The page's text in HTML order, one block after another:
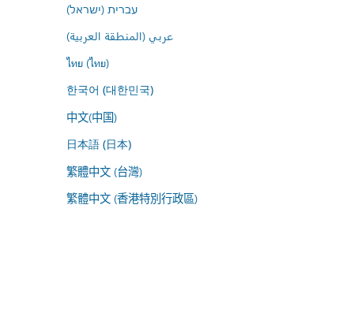
עברית (ישראל)
عربي (المنطقة العربية)
ไทย (ไทย)
한국어 (대한민국)
中文(中国)
日本語 (日本)
繁體中文 (台灣)
繁體中文 (香港特別行政區)